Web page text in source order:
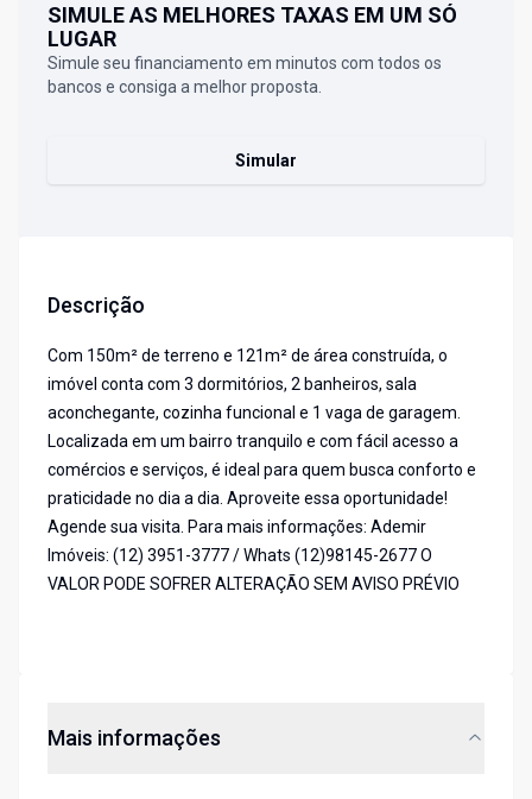
SIMULE AS MELHORES TAXAS EM UM SÓ
LUGAR
Simule seu financiamento em minutos com todos os
bancos e consiga a melhor proposta.
Simular
Descrição
Com 150m² de terreno e 121m² de área construída, o
imóvel conta com 3 dormitórios, 2 banheiros, sala
aconchegante, cozinha funcional e 1 vaga de garagem.
Localizada em um bairro tranquilo e com fácil acesso a
comércios e serviços, é ideal para quem busca conforto e
praticidade no dia a dia. Aproveite essa oportunidade!
Agende sua visita. Para mais informações: Ademir
Imóveis: (12) 3951-3777 / Whats (12)98145-2677 O
VALOR PODE SOFRER ALTERAÇÃO SEM AVISO PRÉVIO
Mais informações